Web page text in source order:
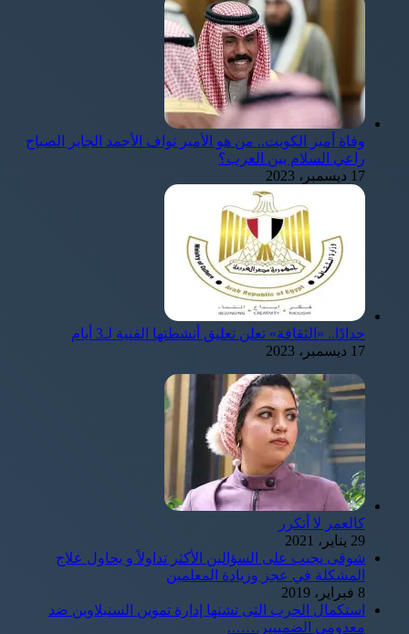
وفاة أمير الكويت.. من هو الأمير نواف الأحمد الجابر الصباح
راعي السلام بين العرب؟
17 ديسمبر، 2023
حدادًا.. «الثقافة» تعلن تعليق أنشطتها الفنية لـ3 أيام
17 ديسمبر، 2023
كالعمر لا أتكرر
29 يناير، 2021
شوقى يجيب على السؤالين الأكثر تداولاً و يحاول علاج
المشكلة في عجز وزيادة المعلمين
8 فبراير، 2019
استكمال الحرب التى تشنها إدارة تموين السنبلاوين ضد
معدومى الضمييير…….